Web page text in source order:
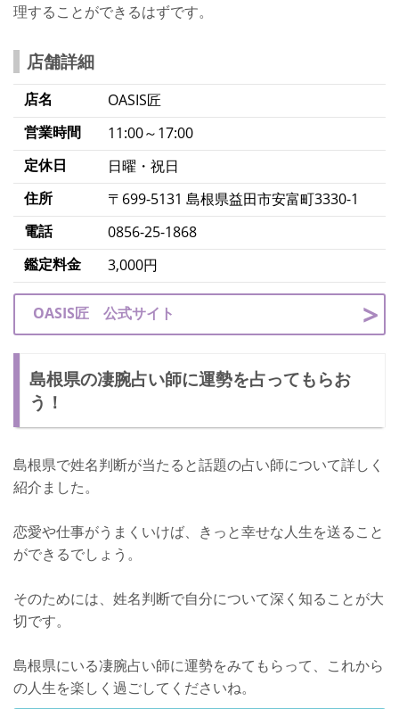
理することができるはずです。
店舗詳細
店名
OASIS匠
営業時間
11:00～17:00
定休日
日曜・祝日
住所
〒699-5131 島根県益田市安富町3330-1
電話
0856-25-1868
鑑定料金
3,000円
OASIS匠 公式サイト
島根県の凄腕占い師に運勢を占ってもらお
う！
島根県で姓名判断が当たると話題の占い師について詳しく
紹介ました。
恋愛や仕事がうまくいけば、きっと幸せな人生を送ること
ができるでしょう。
そのためには、姓名判断で自分について深く知ることが大
切です。
島根県にいる凄腕占い師に運勢をみてもらって、これから
の人生を楽しく過ごしてくださいね。